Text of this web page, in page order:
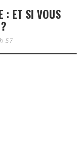
: ET SI VOUS
57